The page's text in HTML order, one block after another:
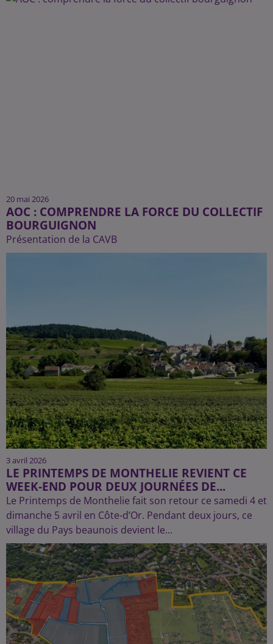
20 mai 2026
AOC : COMPRENDRE LA FORCE DU COLLECTIF
BOURGUIGNON
Présentation de la CAVB
3 avril 2026
LE PRINTEMPS DE MONTHELIE REVIENT CE
WEEK-END POUR DEUX JOURNÉES DE...
Le Printemps de Monthelie fait son retour ce samedi 4 et
dimanche 5 avril en Côte-d’Or. Pendant deux jours, ce
village du Pays beaunois devient le...